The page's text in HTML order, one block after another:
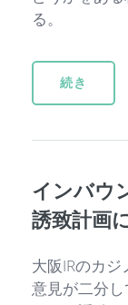
る。
続き
インバウ
誘致計画
大阪IRのカ
意見が二分